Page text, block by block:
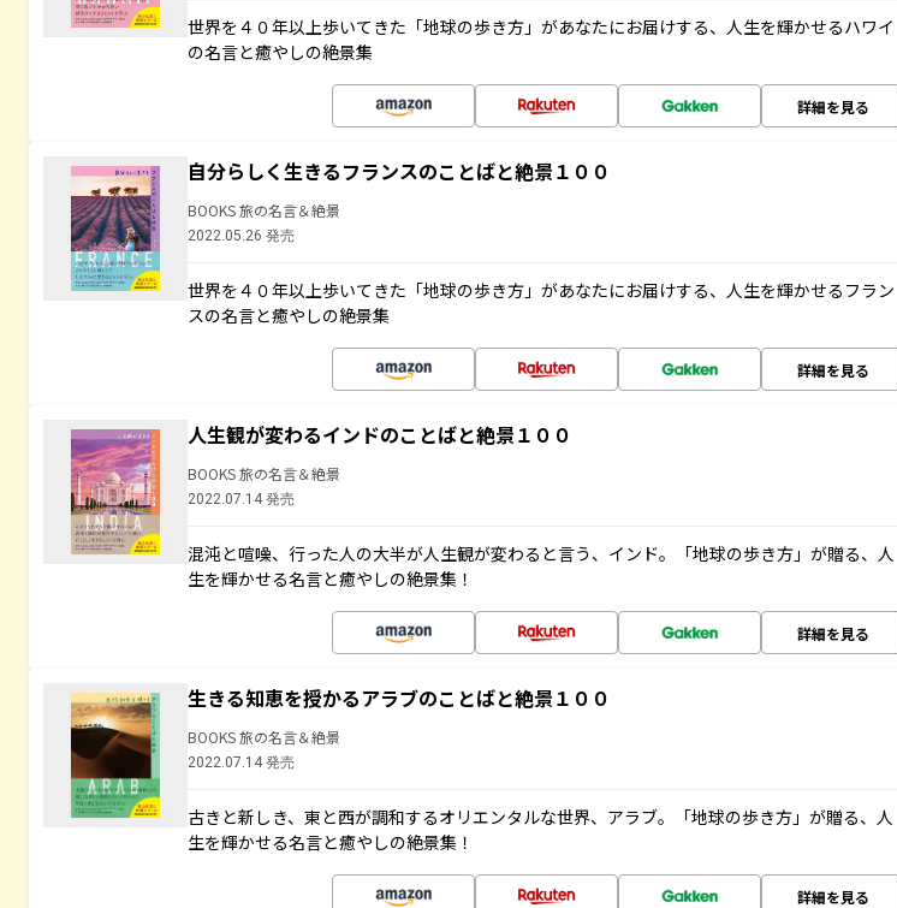
世界を４０年以上歩いてきた「地球の歩き方」があなたにお届けする、人生を輝かせるハワイ
の名言と癒やしの絶景集
詳細を見る
自分らしく生きるフランスのことばと絶景１００
BOOKS 旅の名言＆絶景
2022.05.26 発売
世界を４０年以上歩いてきた「地球の歩き方」があなたにお届けする、人生を輝かせるフラン
スの名言と癒やしの絶景集
詳細を見る
人生観が変わるインドのことばと絶景１００
BOOKS 旅の名言＆絶景
2022.07.14 発売
混沌と喧噪、行った人の大半が人生観が変わると言う、インド。「地球の歩き方」が贈る、人
生を輝かせる名言と癒やしの絶景集！
詳細を見る
生きる知恵を授かるアラブのことばと絶景１００
BOOKS 旅の名言＆絶景
2022.07.14 発売
古きと新しき、東と西が調和するオリエンタルな世界、アラブ。「地球の歩き方」が贈る、人
生を輝かせる名言と癒やしの絶景集！
詳細を見る